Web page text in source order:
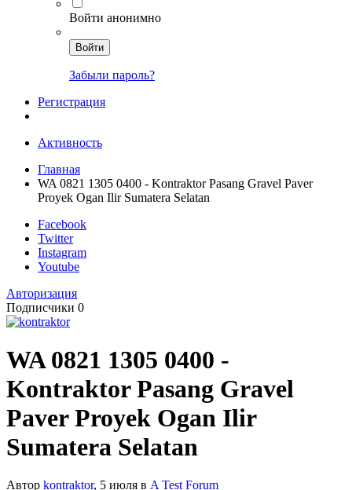
Войти анонимно
Войти
Забыли пароль?
Регистрация
Активность
Главная
WA 0821 1305 0400 - Kontraktor Pasang Gravel Paver
Proyek Ogan Ilir Sumatera Selatan
Facebook
Twitter
Instagram
Youtube
Авторизация
Подписчики 0
WA 0821 1305 0400 -
Kontraktor Pasang Gravel
Paver Proyek Ogan Ilir
Sumatera Selatan
Автор kontraktor, 5 июля в A Test Forum